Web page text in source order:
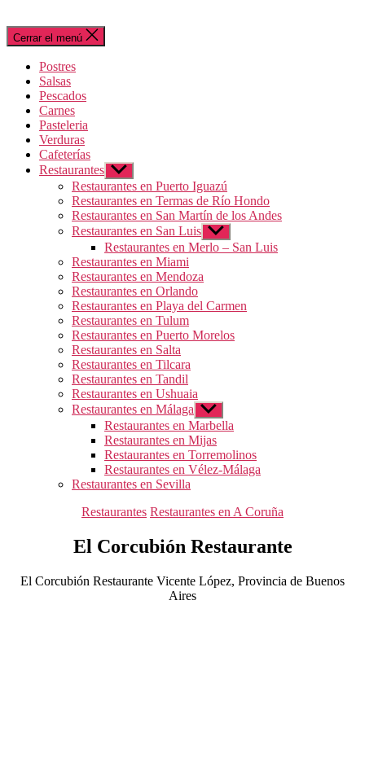
Cerrar el menú
Postres
Salsas
Pescados
Carnes
Pasteleria
Verduras
Cafeterías
Restaurantes Mostrar
el
submenú
Restaurantes en Puerto Iguazú
Restaurantes en Termas de Río Hondo
Restaurantes en San Martín de los Andes
Restaurantes en San Luis Mostrar
el
submenú
Restaurantes en Merlo – San Luis
Restaurantes en Miami
Restaurantes en Mendoza
Restaurantes en Orlando
Restaurantes en Playa del Carmen
Restaurantes en Tulum
Restaurantes en Puerto Morelos
Restaurantes en Salta
Restaurantes en Tilcara
Restaurantes en Tandil
Restaurantes en Ushuaia
Restaurantes en Málaga Mostrar
el
submenú
Restaurantes en Marbella
Restaurantes en Mijas
Restaurantes en Torremolinos
Restaurantes en Vélez-Málaga
Restaurantes en Sevilla
Categorías
Restaurantes Restaurantes en A Coruña
El Corcubión Restaurante
El Corcubión Restaurante Vicente López, Provincia de Buenos
Aires